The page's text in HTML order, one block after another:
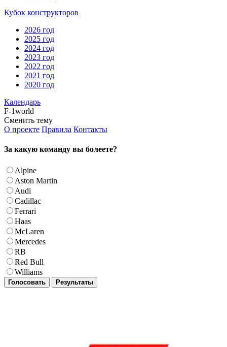
Кубок конструкторов
2026 год
2025 год
2024 год
2023 год
2022 год
2021 год
2020 год
Календарь
F-1world
Сменить тему
О проекте Правила Контакты
За какую команду вы болеете?
Alpine
Aston Martin
Audi
Cadillac
Ferrari
Haas
McLaren
Mercedes
RB
Red Bull
Williams
Голосовать Результаты